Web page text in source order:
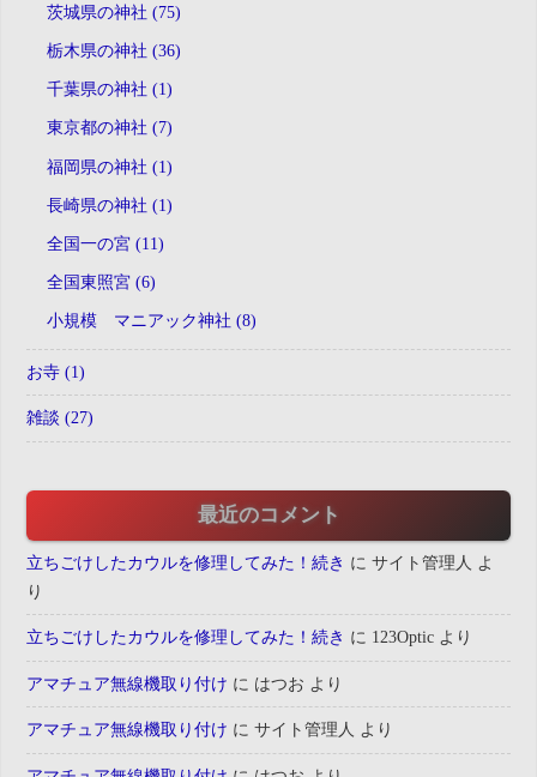
茨城県の神社 (75)
栃木県の神社 (36)
千葉県の神社 (1)
東京都の神社 (7)
福岡県の神社 (1)
長崎県の神社 (1)
全国一の宮 (11)
全国東照宮 (6)
小規模 マニアック神社 (8)
お寺 (1)
雑談 (27)
最近のコメント
立ちごけしたカウルを修理してみた！続き にサイト管理人 よ
り
立ちごけしたカウルを修理してみた！続き に 123Optic より
アマチュア無線機取り付け に はつお より
アマチュア無線機取り付け にサイト管理人 より